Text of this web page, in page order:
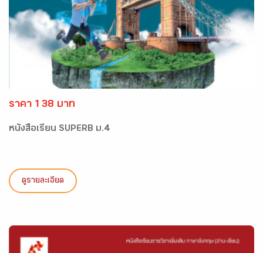
ราคา 138 บาท
หนังสือเรียน SUPERB ม.4
ดูรายละเอียด